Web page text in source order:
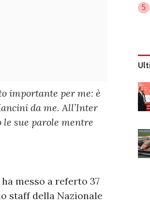
importante per me: è
da me. All’Inter
le sue parole mentre
messo a referto 37
staff della Nazionale
5